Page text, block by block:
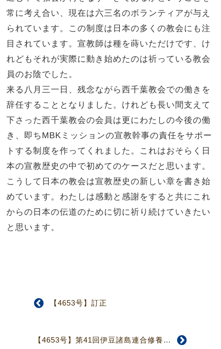
常に考え合い、現在は六三名のボランティアが与え
られています。この制度は日本の多くの教会にも注
目されています。宣教師は種を蒔いただけです、け
れどもそれが実際に動き始めたのは祈っている教会
員のお陰でした。
来る八月三一日、残念ながら西千葉教会での働きを
辞任することとなりました。けれども長い間支えて
下さった西千葉教会の会員は更にわたしの今後の働
き、即ちMBKミッションの宣教幹事の責任をサポー
トする制度を作ってくれました。これはおそらく日
本の宣教歴史の中で初めてのケースだと思います。
こうして日本の教会は宣教歴史の新しい章を書き始
めています。わたしは感動と感謝をすると共にこれ
からの日本の伝道のために切に祈り続けていきたい
と思います。
【4653号】訂正
【4653号】第41回伊豆諸島連合修養会